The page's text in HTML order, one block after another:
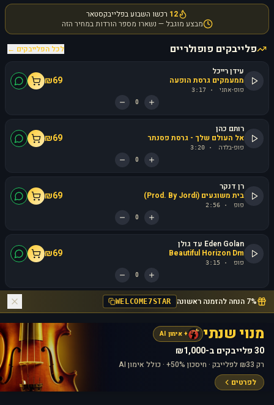
12 רכשו השבוע בפלייבקסטאר
מבצע מוגבל — נשארו מספר הורדות במחיר הזה
פלייבקים פופולריים
לכל הפלייבקים ←
עידן רייכל
ממעמקים גרסת הופעה
פופ-אתני ·
3:17
₪69
0
רותם כהן
אל העולם שלך - גרסת פסנתר
פופ-בלדה ·
3:20
₪69
0
רן דנקר
בית משוגעים (Prod. By Jordi)
פופ ·
2:56
₪69
0
Eden Golan עד גולן
Beautiful Horizon Dm
פופ ·
3:15
₪69
0
7% הנחה להזמנה ראשונה WELCOME7STAR
מנוי שנתי + אימון AI
30 פלייבקים ב-₪1,000
רק ₪33 לפלייבק · חיסכון 50%+ · כולל אימון AI
לפרטים